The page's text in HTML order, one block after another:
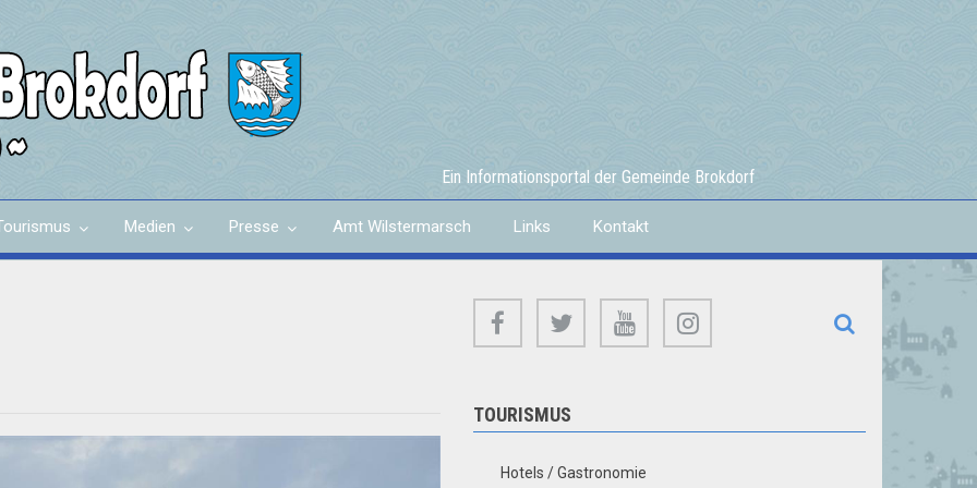
Ein Informationsportal der Gemeinde Brokdorf
Medien Presse Amt Wilstermarsch Links Kontakt
facebook twitter youtube
TOURISMUS
Hotels / Gastronomie